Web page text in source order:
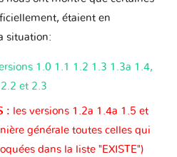
étaient en
situation:
1.0 1.1 1.2 1.3 1.3a 1.4,
et 2.3
: les versions 1.2a 1.4a 1.5 et
générale toutes celles qui
dans la liste "EXISTE")